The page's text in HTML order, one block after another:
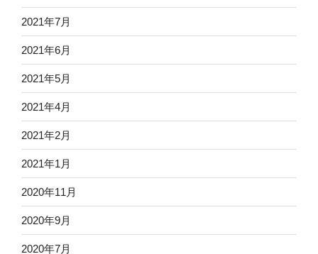
2021年7月
2021年6月
2021年5月
2021年4月
2021年2月
2021年1月
2020年11月
2020年9月
2020年7月